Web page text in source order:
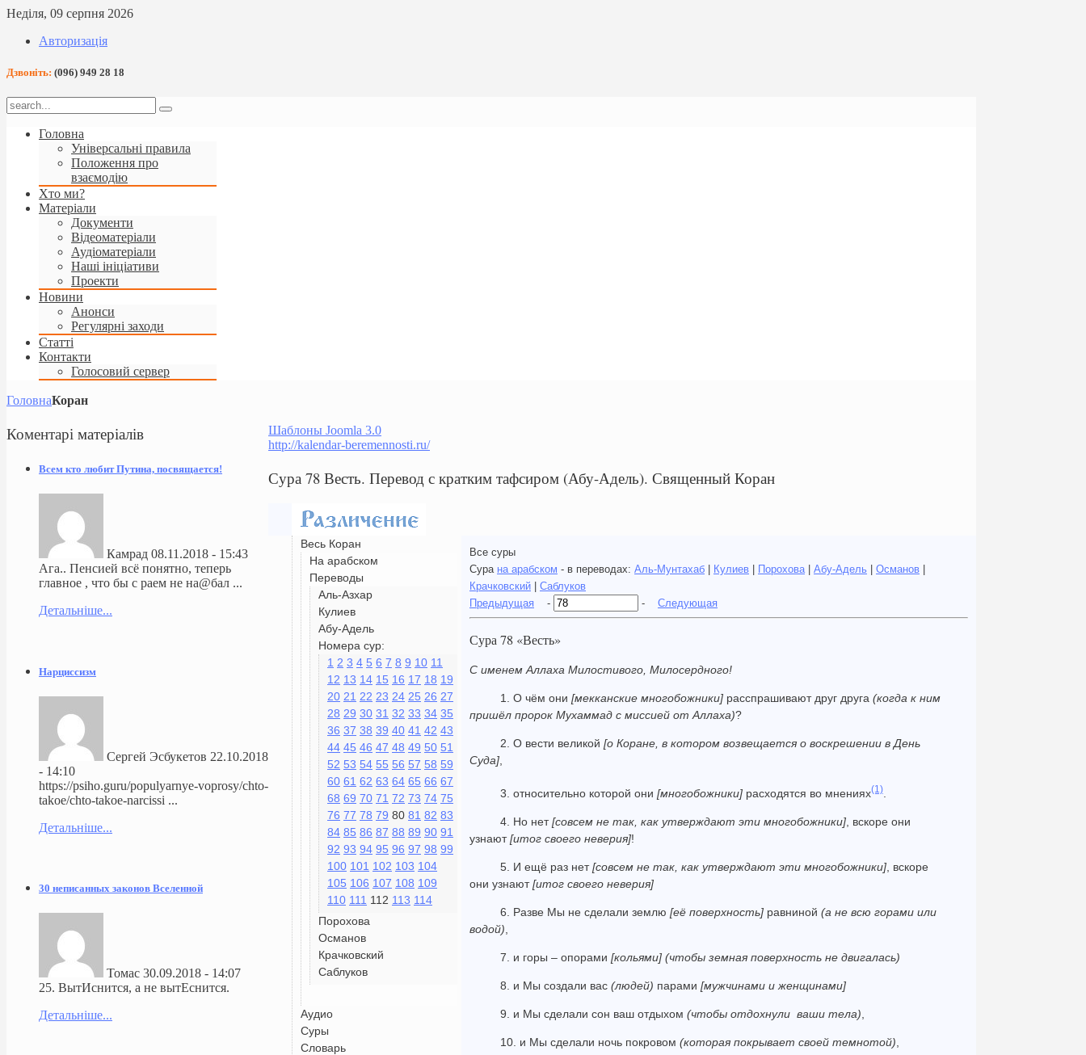
Неділя, 09 серпня 2026
Авторизація
Дзвоніть: (096) 949 28 18
Головна
Універсальні правила
Положення про
взаємодію
Хто ми?
Матеріали
Документи
Відеоматеріали
Аудіоматеріали
Наші ініціативи
Проекти
Новини
Анонси
Регулярні заходи
Статті
Контакти
Голосовий сервер
ГоловнаКоран
Шаблоны Joomla 3.0
http://kalendar-beremennosti.ru/
Сура 78 Весть. Перевод с кратким тафсиром (Абу-Адель). Священный Коран
Весь Коран
На арабском
Переводы
Аль-Азхар
Кулиев
Абу-Адель
Номера сур:
1 2 3 4 5 6 7 8 9 10 11
12 13 14 15 16 17 18 19
20 21 22 23 24 25 26 27
28 29 30 31 32 33 34 35
36 37 38 39 40 41 42 43
44 45 46 47 48 49 50 51
52 53 54 55 56 57 58 59
60 61 62 63 64 65 66 67
68 69 70 71 72 73 74 75
76 77 78 79 80 81 82 83
84 85 86 87 88 89 90 91
92 93 94 95 96 97 98 99
100 101 102 103 104
105 106 107 108 109
110 111 112 113 114
Порохова
Османов
Крачковский
Саблуков
Аудио
Суры
Словарь
Все суры
Сура на арабском - в переводах: Аль-Мунтахаб | Кулиев | Порохова | Абу-Адель | Османов |
Крачковский | Саблуков
Предыдущая - - Следующая
Сура 78 «Весть»
С именем Аллаха Милостивого, Милосердного!
1. О чём они [мекканские многобожники]расспрашивают друг друга (когда к ним
пришёл пророк Мухаммад с миссией от Аллаха)?
2. О вести великой [о Коране, в котором возвещается о воскрешении в День
Суда],
3. относительно которой они [многобожники]расходятся во мне­ниях(1).
4. Но нет[совсем не так, как утверждают эти многобожники], вскоре они
узнают[итог своего неверия]!
5. И ещё раз нет[совсем не так, как утверждают эти многобожники], вскоре
они узнают[итог своего неверия]
6. Разве Мы не сделали землю [её поверхность]равниной (а не всю горами или
водой)
7. и горы – опорами [кольями] (чтобы земная поверхность не двигалась)
8. и Мы создали вас (людей) парами [мужчинами и женщинами]
9. и Мы сделали сон ваш от­дыхом (чтобы отдохнули ваши тела)
10. и Мы сделали ночь покровом (которая покрывает своей темнотой)
Коментарі матеріалів
Всем кто любит Путина, посвящается!
Камрад 08.11.2018 - 15:43
Ага.. Пенсией всё понятно, теперь
главное , что бы с раем не на@бал ...
Детальніше...
Нарциссизм
Сергей Эсбукетов 22.10.2018
- 14:10
https://psiho.guru/populyarnye-voprosy/chto-
takoe/chto-takoe-narcissi ...
Детальніше...
30 неписанных законов Вселенной
Томас 30.09.2018 - 14:07
25. ВытИснится, а не вытЕснится.
Детальніше...